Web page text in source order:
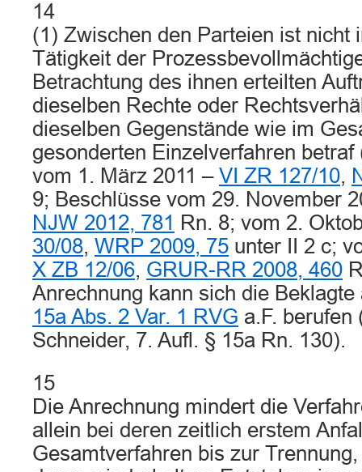
14
(1) Zwischen den Parteien ist nicht
Tätigkeit der
Betrachtung des ihnen erteilten
dieselben Rechte oder
dieselben Gegenstände wie im
gesonderten Einzelverfahren
vom 1. März 2011 – VI ZR 127/10,
9; Beschlüsse vom 29. November
NJW 2012, 781
Rn. 8; vom 2.
30/08, WRP 2009, 75 unter II 2 c;
X ZB 12/06, GRUR-RR 2008, 460
Anrechnung kann sich die
15a Abs. 2 Var. 1 RVG a.F. berufen
Schneider, 7. Aufl. § 15a Rn. 130).
15
Die Anrechnung mindert die
allein bei deren zeitlich erstem
Gesamtverfahren bis zur